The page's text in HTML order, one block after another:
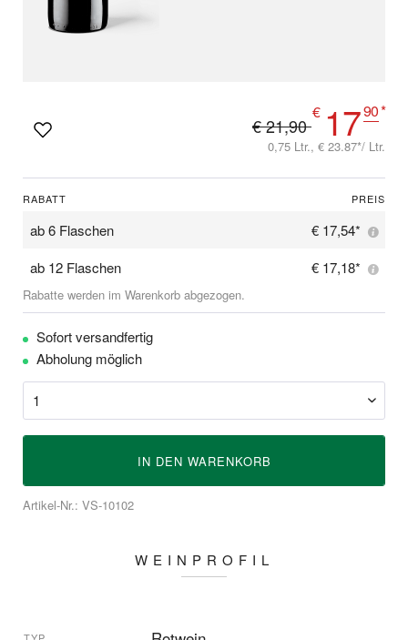
€ 21,90
€ 1790*
0,75 Ltr., € 23.87*/ Ltr.
RABATT PREIS
ab6 Flaschen
€ 17,54*
ab 12 Flaschen € 17,18*
Rabatte werden im Warenkorb abgezogen.
Sofort versandfertig
Abholung möglich
IN DEN WARENKORB
Artikel-Nr.: VS-10102
WEINPROFIL